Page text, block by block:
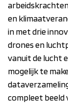
en
in met drie
drones en
vanuit de lucht
mogelijk te
compleet beeld